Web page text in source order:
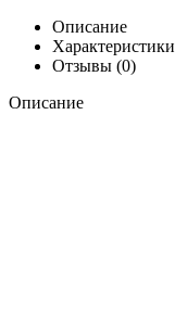
Описание
Характеристики
Отзывы (0)
Описание